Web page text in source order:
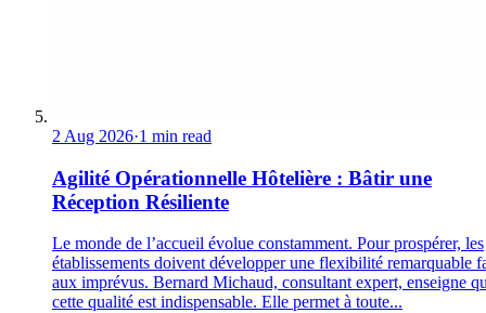
2 Aug 2026·1 min read
Agilité Opérationnelle Hôtelière : Bâtir une
Réception Résiliente
Le monde de l’accueil évolue constamment. Pour prospérer, les
établissements doivent développer une flexibilité remarquable
aux imprévus. Bernard Michaud, consultant expert, enseigne
cette qualité est indispensable. Elle permet à toute...